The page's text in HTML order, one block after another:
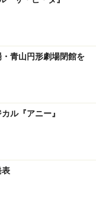
には客席数386
します。
オープンさせ、そ
観客が足を運んだ
街」と呼ばれるよ
が入らず、個人
る例は他にない
ニングしたので
ら1つの街が「演
ていく。これっ
青山円形劇場閉館を
ル『アニー』
表